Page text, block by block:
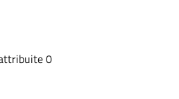
0